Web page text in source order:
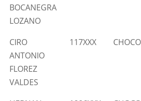
BOCANEGRA
LOZANO
CIRO
ANTONIO
FLOREZ
VALDES
117XXX CHOCO